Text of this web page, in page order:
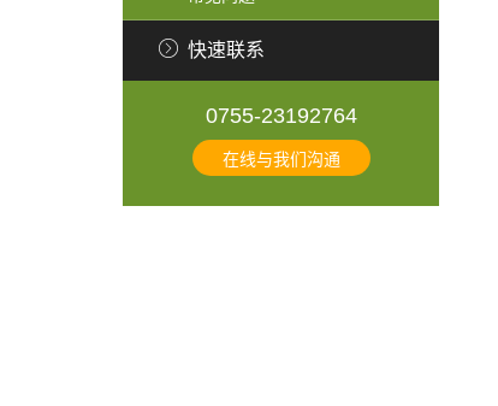
快速联系
0755-23192764
在线与我们沟通